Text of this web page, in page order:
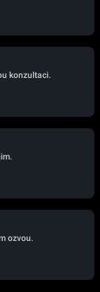
konzultaci.
ozvou.